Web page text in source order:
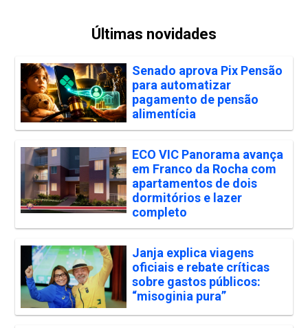
Últimas novidades
Senado aprova Pix Pensão
para automatizar
pagamento de pensão
alimentícia
ECO VIC Panorama avança
em Franco da Rocha com
apartamentos de dois
dormitórios e lazer
completo
Janja explica viagens
oficiais e rebate críticas
sobre gastos públicos:
“misoginia pura”